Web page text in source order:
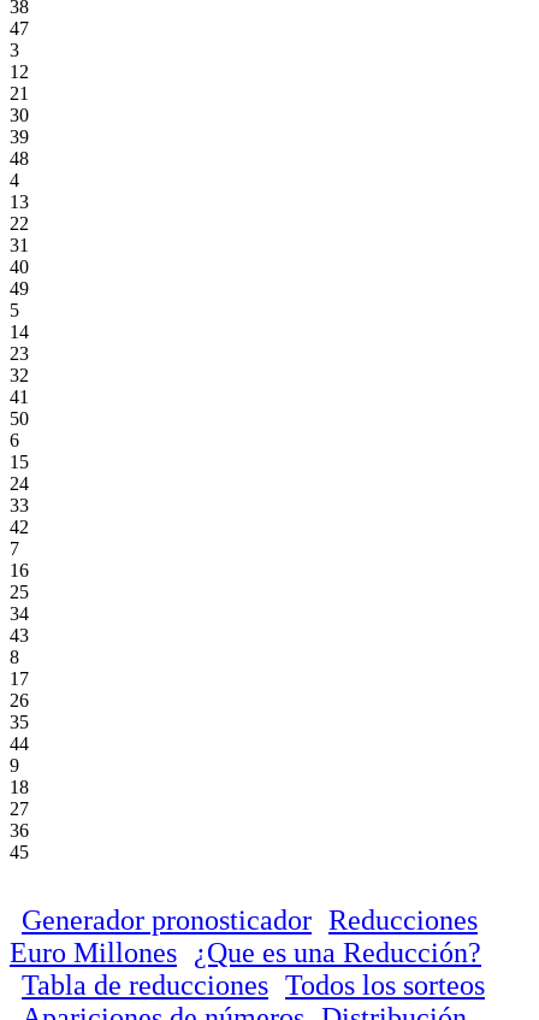
38
47
3
12
21
30
39
48
4
13
22
31
40
49
5
14
23
32
41
50
6
15
24
33
42
7
16
25
34
43
8
17
26
35
44
9
18
27
36
45
Generador pronosticador Reducciones
Euro Millones
¿Que es una Reducción?
Tabla de reducciones Todos los sorteos